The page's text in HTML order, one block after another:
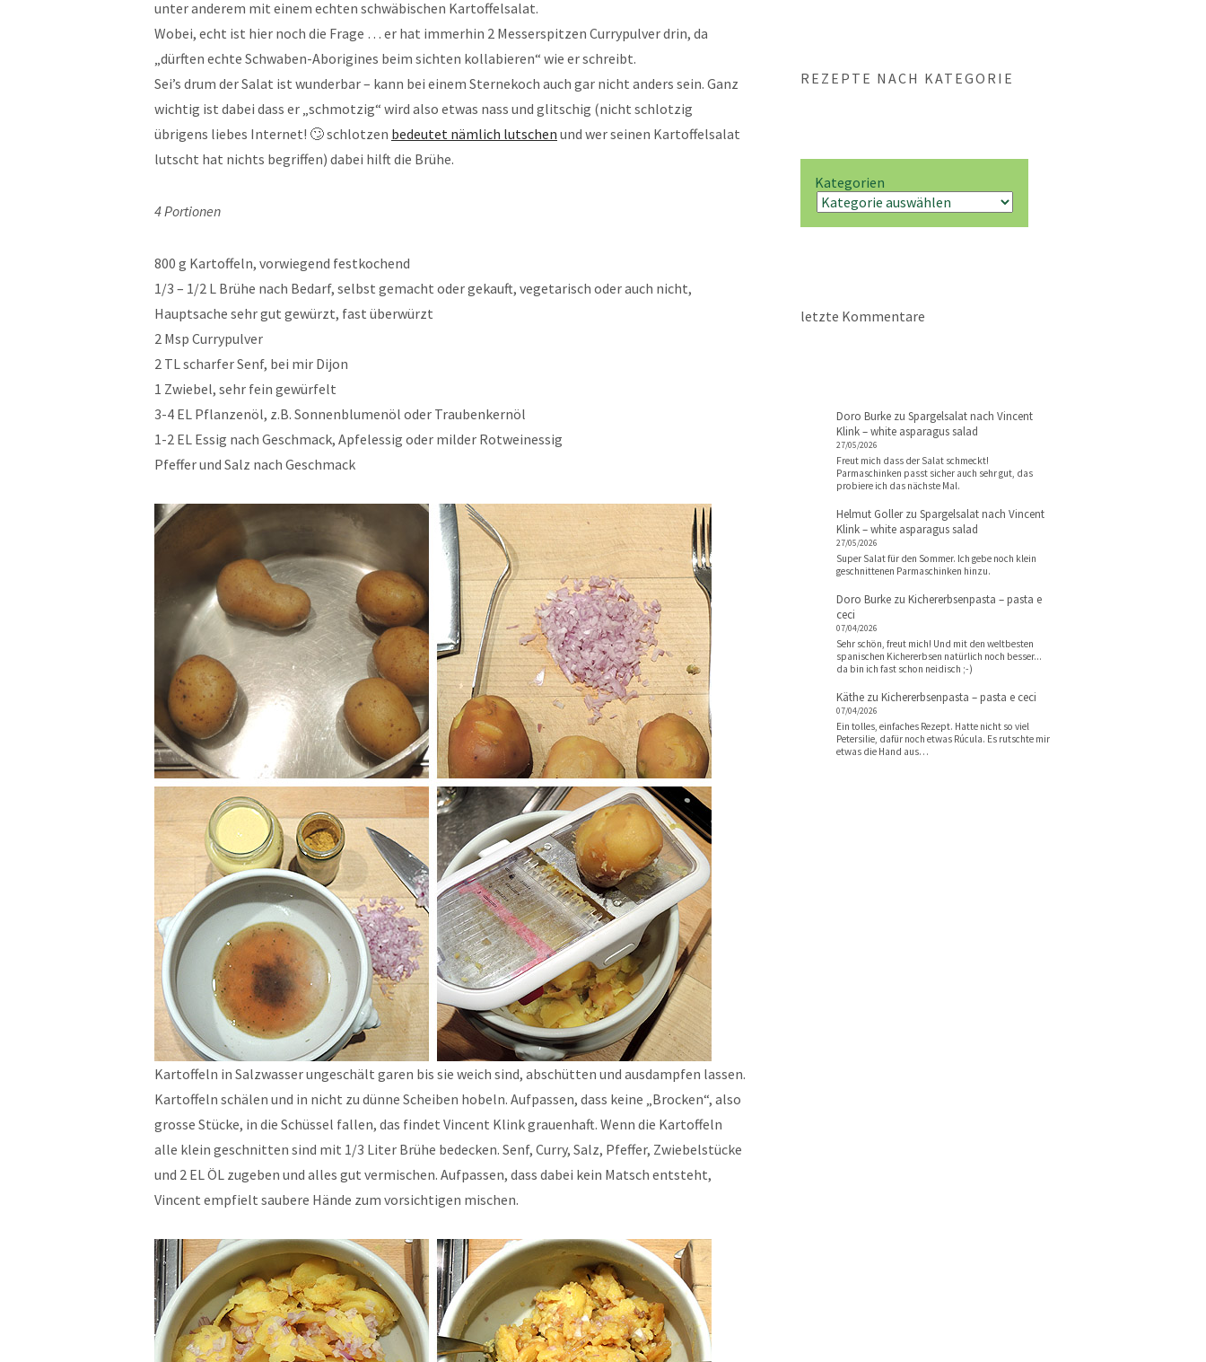
unter anderem mit einem echten schwäbischen Kartoffelsalat.
Wobei, echt ist hier noch die Frage … er hat immerhin 2 Messerspitzen Currypulver drin, da
„dürften echte Schwaben-Aborigines beim sichten kollabieren“ wie er schreibt.
Sei’s drum der Salat ist wunderbar – kann bei einem Sternekoch auch gar nicht anders sein. Ganz
wichtig ist dabei dass er „schmotzig“ wird also etwas nass und glitschig (nicht schlotzig
übrigens liebes Internet! 🙄 schlotzen bedeutet nämlich lutschen und wer seinen Kartoffelsalat
lutscht hat nichts begriffen) dabei hilft die Brühe.
4 Portionen
800 g Kartoffeln, vorwiegend festkochend
1/3 – 1/2 L Brühe nach Bedarf, selbst gemacht oder gekauft, vegetarisch oder auch nicht,
Hauptsache sehr gut gewürzt, fast überwürzt
2 Msp Currypulver
2 TL scharfer Senf, bei mir Dijon
1 Zwiebel, sehr fein gewürfelt
3-4 EL Pflanzenöl, z.B. Sonnenblumenöl oder Traubenkernöl
1-2 EL Essig nach Geschmack, Apfelessig oder milder Rotweinessig
Pfeffer und Salz nach Geschmack
Kartoffeln in Salzwasser ungeschält garen bis sie weich sind, abschütten und ausdampfen lassen.
Kartoffeln schälen und in nicht zu dünne Scheiben hobeln. Aufpassen, dass keine „Brocken“, also
grosse Stücke, in die Schüssel fallen, das findet Vincent Klink grauenhaft. Wenn die Kartoffeln
alle klein geschnitten sind mit 1/3 Liter Brühe bedecken. Senf, Curry, Salz, Pfeffer, Zwiebelstücke
und 2 EL ÖL zugeben und alles gut vermischen. Aufpassen, dass dabei kein Matsch entsteht,
Vincent empfielt saubere Hände zum vorsichtigen mischen.
REZEPTE NACH KATEGORIE
Kategorien
letzte Kommentare
Doro Burke zu Spargelsalat nach Vincent
Klink – white asparagus salad
27/05/2026
Freut mich dass der Salat schmeckt!
Parmaschinken passt sicher auch sehr gut, das
probiere ich das nächste Mal.
Helmut Gollerzu Spargelsalat nach Vincent
Klink – white asparagus salad
27/05/2026
Super Salat für den Sommer. Ich gebe noch klein
geschnittenen Parmaschinken hinzu.
Doro Burke zu Kichererbsenpasta – pasta e
ceci
07/04/2026
Sehr schön, freut mich! Und mit den weltbesten
spanischen Kichererbsen natürlich noch besser...
da bin ich fast schon neidisch ;-)
Käthe zu Kichererbsenpasta – pasta e ceci
07/04/2026
Ein tolles, einfaches Rezept. Hatte nicht so viel
Petersilie, dafür noch etwas Rúcula. Es rutschte mir
etwas die Hand aus…